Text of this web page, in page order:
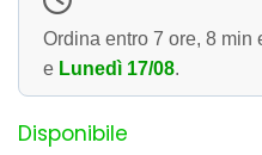
Ordina entro 7 ore, 8 min
e Lunedì 17/08.
Disponibile